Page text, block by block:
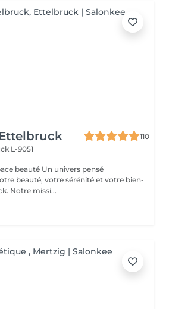
110
L-9051
univers pensé
beauté, votre sérénité et votre bien-
Notre missi...